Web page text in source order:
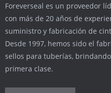
Foreverseal es un proveedor
con más de 20 años de
suministro y fabricación de
Desde 1997, hemos sido el
sellos para tuberías,
primera clase.